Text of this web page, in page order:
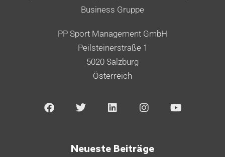
Business Gruppe
PP Sport Management GmbH
Peilsteinerstraße 1
5020 Salzburg
Österreich
Neueste Beiträge